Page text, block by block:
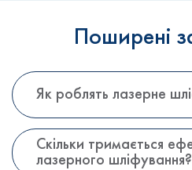
Поширені
Як роблять лазерне
Скільки тримається
лазерного шліфування?